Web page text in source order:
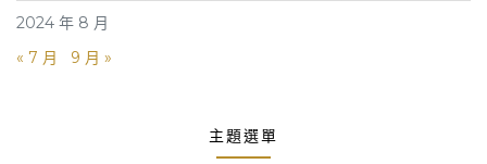
2024 年 8 月
« 7 月 9 月 »
主題選單